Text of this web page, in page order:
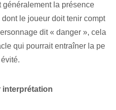
la présence
le joueur doit tenir compt
dit « danger », cela
qui pourrait entraîner la pe
interprétation